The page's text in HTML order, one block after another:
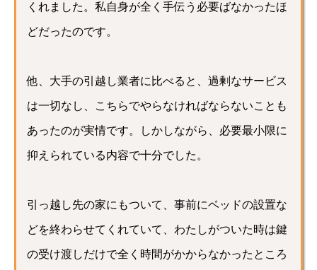
くれました。私自身が全く手伝う必要ばなかったほ
どだったのです。
他、大手の引越し業者に比べると、過剰なサービス
は一切なし、こちらでやらなければならないことも
あったのが実情です。しかしながら、必要最小限に
抑えられている内容で十分でした。
引っ越し先の家にもついて、事前にベッドの設置な
どを終わらせてくれていて、わたしがついた時は鍵
の受け渡しだけで全く時間がかからなかったところ